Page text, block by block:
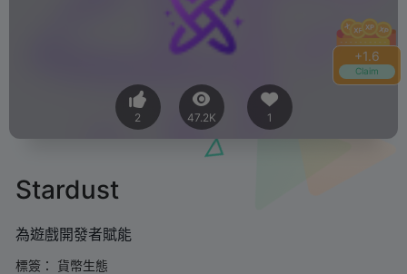
+1.8
Claim
2 47.2K 1
Stardust
為遊戲開發者賦能
標簽： 貨幣生態